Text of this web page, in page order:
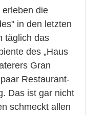
erleben die
in den letzten
täglich das
des „Haus
Gran
Restaurant-
Das ist gar nicht
schmeckt allen